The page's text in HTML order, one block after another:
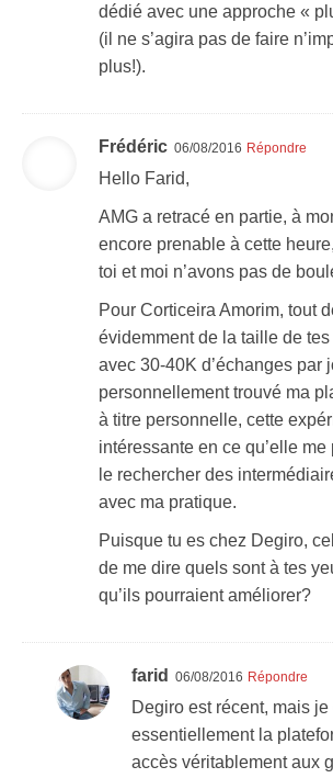
dédié avec une approche «
(il ne s’agira pas de faire
plus!).
Frédéric 06/08/2016 Répondre
Hello Farid,
AMG a retracé en partie, à
encore prenable à cette
toi et moi n’avons pas de
Pour Corticeira Amorim, tout
évidemment de la taille de
avec 30-40K d’échanges par
personnellement trouvé ma
à titre personnelle, cette
intéressante en ce qu’elle
le rechercher des
avec ma pratique.
Puisque tu es chez Degiro,
de me dire quels sont à tes
qu’ils pourraient améliorer?
farid 06/08/2016 Répondre
Degiro est récent, mais je
essentiellement la
accès véritablement aux